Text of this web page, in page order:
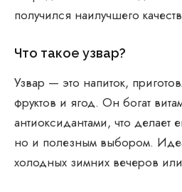
получился наилучшего
Что такое узвар?
Узвар — это напиток,
фруктов и ягод. Он богат
антиоксидантами, что делает
но и полезным выбором.
холодных зимних вечеров